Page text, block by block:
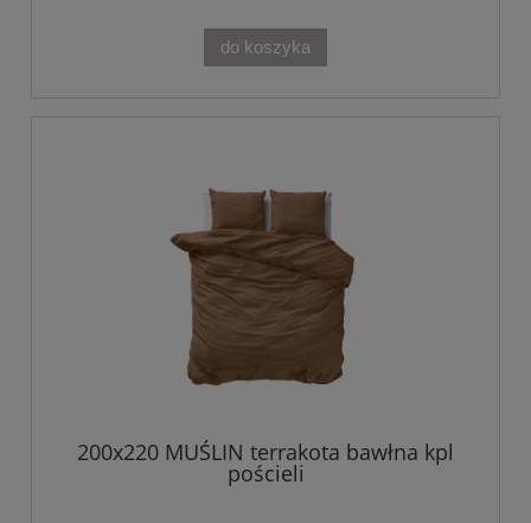
do koszyka
200x220 MUŚLIN terrakota bawłna kpl
pościeli